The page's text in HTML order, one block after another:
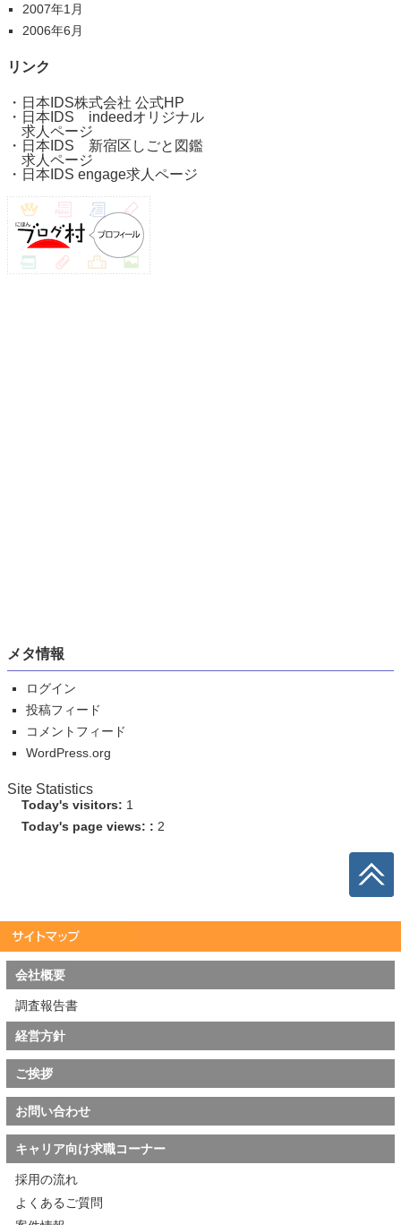
2007年1月
2006年6月
リンク
・ 日本IDS株式会社 公式HP
・ 日本IDS indeedオリジナル
求人ページ
・ 日本IDS 新宿区しごと図鑑
求人ページ
・ 日本IDS engage求人ページ
メタ情報
ログイン
投稿フィード
コメントフィード
WordPress.org
Site Statistics
Today's visitors: 1
Today's page views: : 2
会社概要
調査報告書
経営方針
ご挨拶
お問い合わせ
キャリア向け求職コーナー
採用の流れ
よくあるご質問